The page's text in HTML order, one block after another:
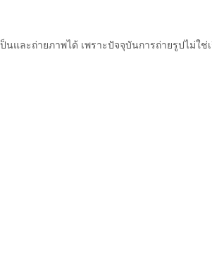
และถ่ายภาพได้ เพราะปัจจุบันการถ่ายรูปไม่ใ